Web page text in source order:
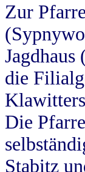
Zur
die
Die
Stabitz